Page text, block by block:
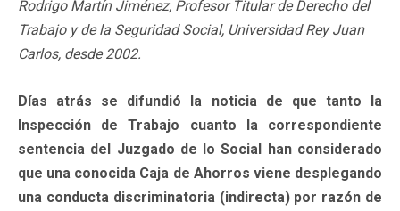
Rodrigo Martín Jiménez, Profesor Titular de Derecho del
Trabajo y de la Seguridad Social, Universidad Rey Juan
Carlos, desde 2002.
Días atrás se difundió la noticia de que tanto la
Inspección de Trabajo cuanto la correspondiente
sentencia del Juzgado de lo Social han considerado
que una conocida Caja de Ahorros viene desplegando
una conducta discriminatoria (indirecta) por razón de